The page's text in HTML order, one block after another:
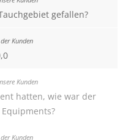
gefallen?
hatten, wie war der